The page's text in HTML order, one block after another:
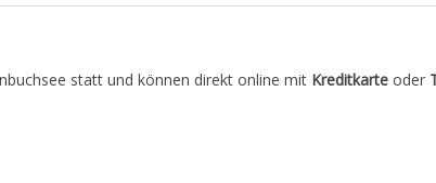
statt und können direkt online mit Kreditkarte oder